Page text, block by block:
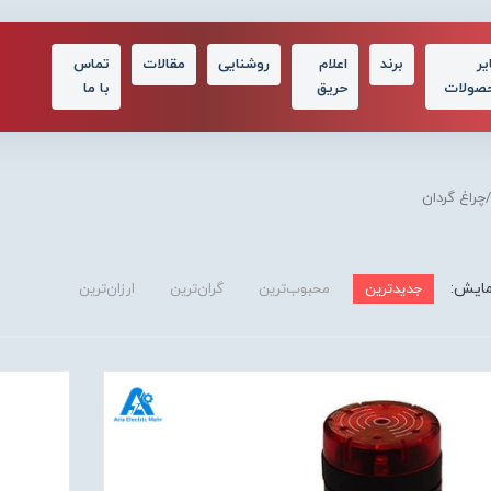
برند
اعلام
حریق
روشنایی مقالات
تماس
با ما
گردان
جدیدترین محبوب‌ترین گران‌ترین ارزان‌ترین